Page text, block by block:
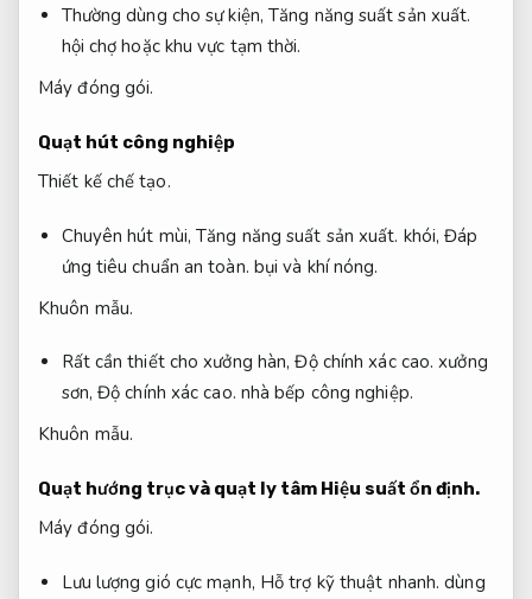
Thường dùng cho sự kiện, Tăng năng suất sản xuất.
hội chợ hoặc khu vực tạm thời.
Máy đóng gói.
Quạt hút công nghiệp
Thiết kế chế tạo.
Chuyên hút mùi,Tăng năng suất sản xuất. khói,Đáp
ứng tiêu chuẩn an toàn. bụi và khí nóng.
Khuôn mẫu.
Rất cần thiết cho xưởng hàn,Độ chính xác cao. xưởng
sơn,Độ chính xác cao. nhà bếp công nghiệp.
Khuôn mẫu.
Quạt hướng trục và quạt ly tâm Hiệu suất ổn định.
Máy đóng gói.
Lưu lượng gió cực mạnh, Hỗ trợ kỹ thuật nhanh. dùng